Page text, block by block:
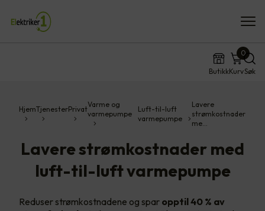
ButikkKurv
0
Søk
HjemTjenesterPrivat
Varme og
varmepumpe
Luft-til-luft
varmepumpe
Lavere
strømkostnader
me…
Lavere strømkostnader med
luft-til-luft varmepumpe
Reduser strømkostnadene og spar opptil 40 % av